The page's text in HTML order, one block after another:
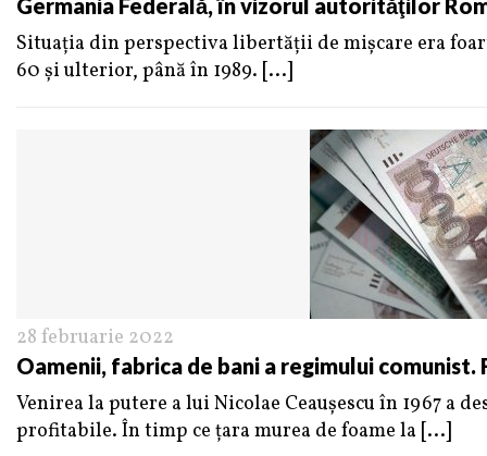
Germania Federală, în vizorul autorităţilor
Situația din perspectiva libertății de mișcare era
60 şi ulterior, până în 1989. [...]
28 februarie 2022
Oamenii, fabrica de bani a regimului comunist.
Venirea la putere a lui Nicolae Ceaușescu în 1967 a
profitabile. În timp ce țara murea de foame la [...]